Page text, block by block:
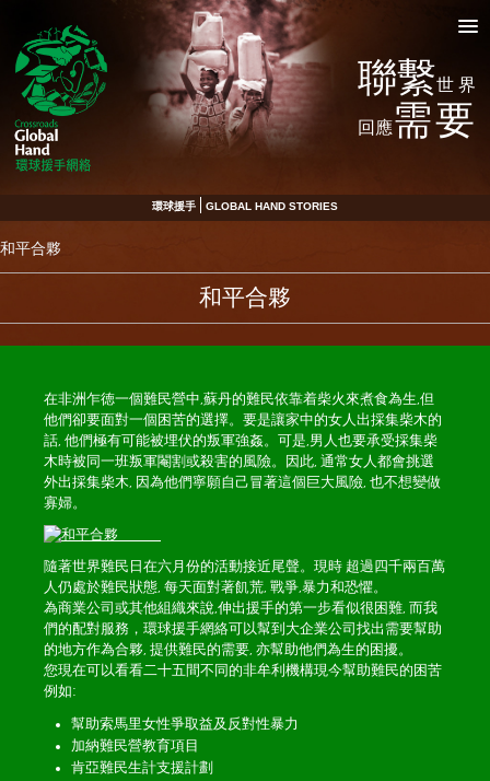
聯繫世界
回應需要
環球援手 GLOBAL HAND STORIES
和平合夥
和平合夥
在非洲乍徳一個難民營中,蘇丹的難民依靠着柴火來煮食為生,但
他們卻要面對一個困苦的選擇。要是讓家中的女人出採集柴木的
話, 他們極有可能被埋伏的叛軍強姦。可是,男人也要承受採集柴
木時被同一班叛軍閹割或殺害的風險。因此, 通常女人都會挑選
外出採集柴木, 因為他們寧願自己冒著這個巨大風險, 也不想變做
寡婦。
隨著世界難民日在六月份的活動接近尾聲。現時 超過四千兩百萬
人仍處於難民狀態, 每天面對著飢荒, 戰爭,暴力和恐懼。
為商業公司或其他組織來說,伸出援手的第一步看似很困難, 而我
們的配對服務，環球援手網絡可以幫到大企業公司找出需要幫助
的地方作為合夥, 提供難民的需要, 亦幫助他們為生的困擾。
您現在可以看看二十五間不同的非牟利機構現今幫助難民的困苦
例如:
幫助索馬里女性爭取益及反對性暴力
加納難民營教育項目
肯亞難民生計支援計劃